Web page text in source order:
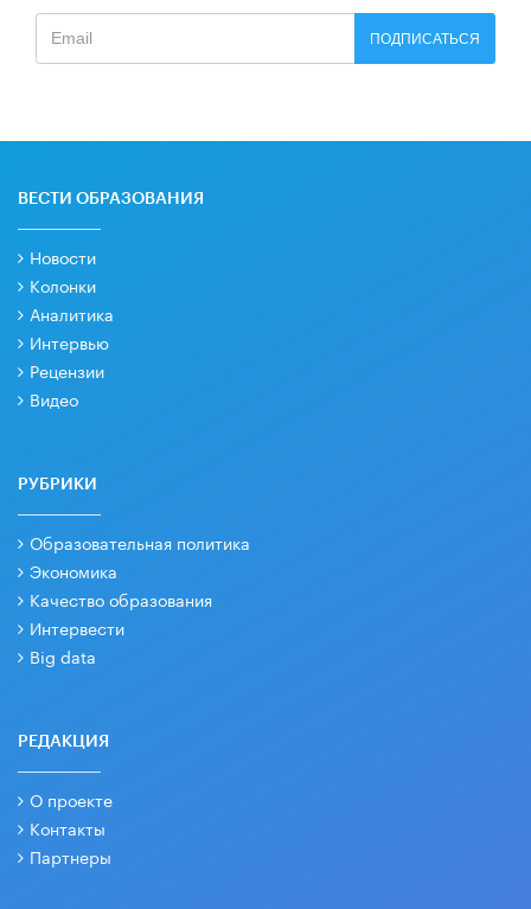
ПОДПИСАТЬСЯ
ВЕСТИ ОБРАЗОВАНИЯ
Новости
Колонки
Аналитика
Интервью
Рецензии
Видео
РУБРИКИ
Образовательная политика
Экономика
Качество образования
Интервести
Big data
РЕДАКЦИЯ
О проекте
Контакты
Партнеры